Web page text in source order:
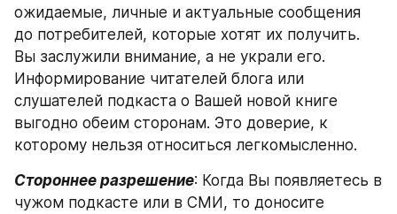
ожидаемые, личные и актуальные сообщения
до потребителей, которые хотят их получить.
Вы заслужили внимание, а не украли его.
Информирование читателей блога или
слушателей подкаста о Вашей новой книге
выгодно обеим сторонам. Это доверие, к
которому нельзя относиться легкомысленно.
Стороннее разрешение: Когда Вы появляетесь в
чужом подкасте или в СМИ, то доносите